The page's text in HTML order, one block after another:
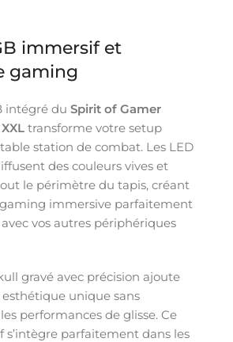
immersif et
gaming
intégré du Spirit of Gamer
transforme votre setup
station de combat. Les LED
des couleurs vives et
le périmètre du tapis, créant
immersive parfaitement
vos autres périphériques
gravé avec précision ajoute
unique sans
performances de glisse. Ce
s’intègre parfaitement dans les